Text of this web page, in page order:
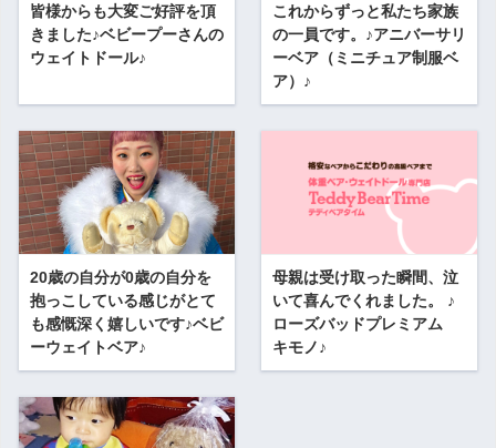
皆様からも大変ご好評を頂
きました♪ベビープーさんの
ウェイトドール♪
これからずっと私たち家族
の一員です。♪アニバーサリ
ーベア（ミニチュア制服ベ
ア）♪
20歳の自分が0歳の自分を
抱っこしている感じがとて
も感慨深く嬉しいです♪ベビ
ーウェイトベア♪
母親は受け取った瞬間、泣
いて喜んでくれました。 ♪
ローズバッドプレミアム
キモノ♪